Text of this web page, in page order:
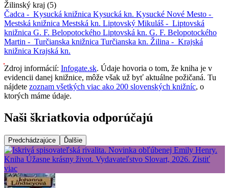
Žilinský kraj (5)
Čadca - Kysucká knižnica Kysucká kn. Kysucké Nové Mesto -
Mestská knižnica Mestská kn. Liptovský Mikuláš - Liptovská
knižnica G. F. Belopotockého Liptovská kn. G. F. Belopotockého
Martin - Turčianska knižnica Turčianska kn. Žilina - Krajská
knižnica Krajská kn.
Zdroj informácií: Infogate.sk. Údaje hovoria o tom, že kniha je v
evidencii danej knižnice, môže však už byť aktuálne požičaná. Tu
nájdete zoznam všetkých viac ako 200 slovenských knižníc, o
ktorých máme údaje.
Naši škriatkovia odporúčajú
Predchádzajúce Ďalšie